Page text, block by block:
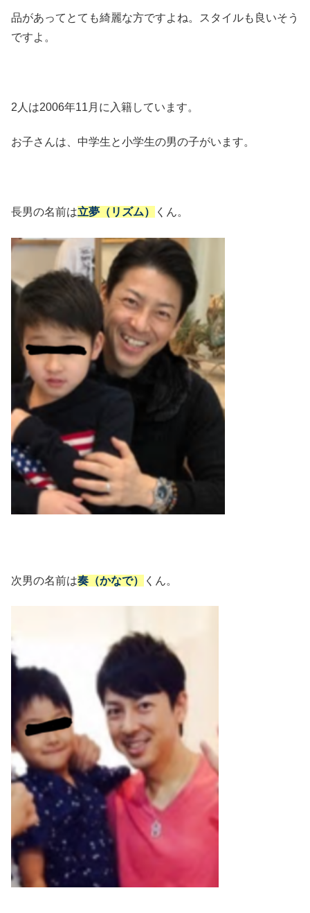
品があってとても綺麗な方ですよね。スタイルも良いそう
ですよ。
2人は2006年11月に入籍しています。
お子さんは、中学生と小学生の男の子がいます。
長男の名前は立夢（リズム） くん。
次男の名前は奏（かなで） くん。